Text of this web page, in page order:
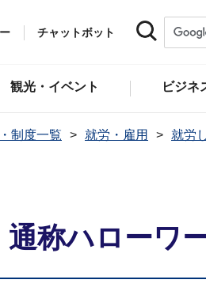
チャットボット
観光・イベント ビジネ
制度一覧 就労・雇用
就労
称ハローワー